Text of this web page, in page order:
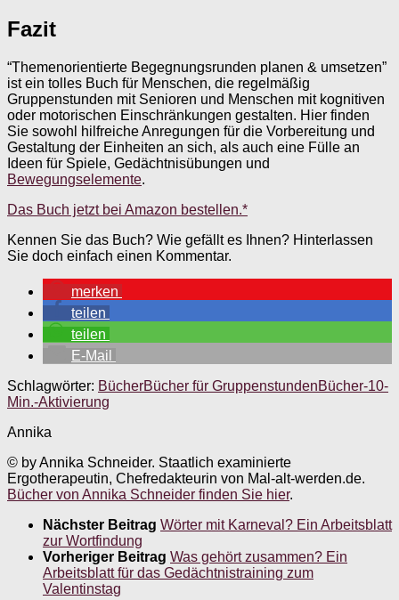
Fazit
“Themenorientierte Begegnungsrunden planen & umsetzen”
ist ein tolles Buch für Menschen, die regelmäßig
Gruppenstunden mit Senioren und Menschen mit kognitiven
oder motorischen Einschränkungen gestalten. Hier finden
Sie sowohl hilfreiche Anregungen für die Vorbereitung und
Gestaltung der Einheiten an sich, als auch eine Fülle an
Ideen für Spiele, Gedächtnisübungen und
Bewegungselemente.
Das Buch jetzt bei Amazon bestellen.*
Kennen Sie das Buch? Wie gefällt es Ihnen? Hinterlassen
Sie doch einfach einen Kommentar.
merken
teilen
teilen
E-Mail
Schlagwörter: BücherBücher für GruppenstundenBücher-10-
Min.-Aktivierung
Annika
© by Annika Schneider. Staatlich examinierte
Ergotherapeutin, Chefredakteurin von Mal-alt-werden.de.
Bücher von Annika Schneider finden Sie hier.
Nächster Beitrag Wörter mit Karneval? Ein Arbeitsblatt
zur Wortfindung
Vorheriger Beitrag Was gehört zusammen? Ein
Arbeitsblatt für das Gedächtnistraining zum
Valentinstag